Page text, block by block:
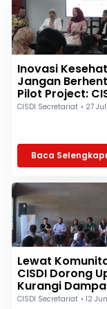
Inovasi
Jangan
Pilot Project:
Suarakan
CISDI Secretariat • 27
Baca
Lewat
CISDI Dorong
Kurangi
Polusi Udara di
CISDI Secretariat • 12